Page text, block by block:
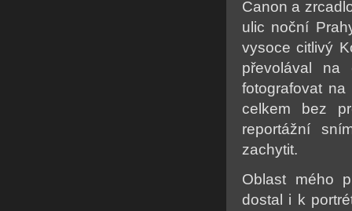
Canon a
ulic noční
vysoce citlivý
převolával
fotografovat
celkem bez
reportážní
zachytit.
Oblast mého
dostal i k